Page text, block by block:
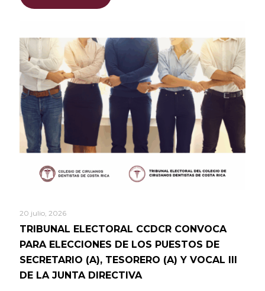
20 julio, 2026
TRIBUNAL ELECTORAL CCDCR CONVOCA
PARA ELECCIONES DE LOS PUESTOS DE
SECRETARIO (A), TESORERO (A) Y VOCAL III
DE LA JUNTA DIRECTIVA